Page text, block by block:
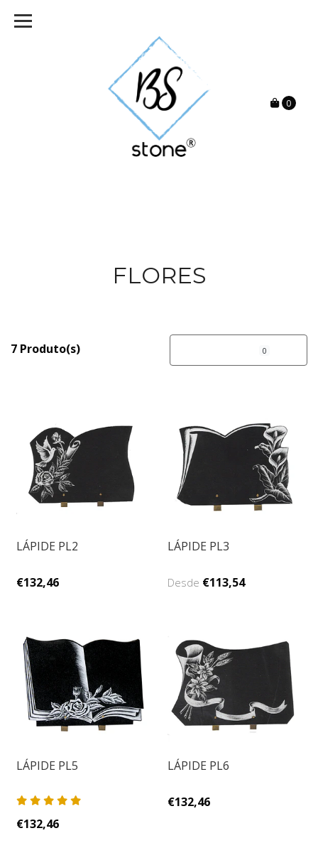
0
FLORES
7 Produto(s) 0
LÁPIDE PL2
€132,46
LÁPIDE PL3
Desde €113,54
LÁPIDE PL5
€132,46
LÁPIDE PL6
€132,46